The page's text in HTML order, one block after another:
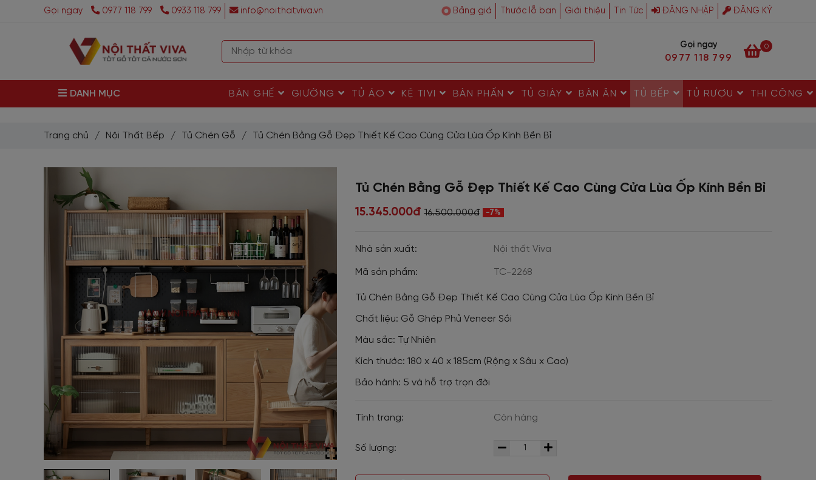
Gọi ngay 0977 118 799 0933 118 799 info@noithatviva.vn Bảng giá Thước lỗ ban Giới thiệu Tin Tức ĐĂNG NHẬP ĐĂNG KÝ
Gọi ngay
0977 118 799
0
DANH MỤC BÀN GHẾ GIƯỜNG TỦ ÁO KỆ TIVI BÀN PHẤN TỦ GIÀY BÀN ĂN TỦ BẾP TỦ RƯỢU THI CÔNG
Trang chủ / Nội Thất Bếp / Tủ Chén Gỗ / Tủ Chén Bằng Gỗ Đẹp Thiết Kế Cao Cùng Cửa Lùa Ốp Kính Bền Bỉ
Tủ Chén Bằng Gỗ Đẹp Thiết Kế Cao Cùng Cửa Lùa Ốp Kính Bền Bỉ
15.345.000đ 16.500.000đ -7%
Nhà sản xuất: Nội thất Viva
Mã sản phẩm: TC-2268
Tủ Chén Bằng Gỗ Đẹp Thiết Kế Cao Cùng Cửa Lùa Ốp Kính Bền Bỉ
Chất liệu: Gỗ Ghép Phủ Veneer Sồi
Màu sắc: Tự Nhiên
Kích thước: 180 x 40 x 185cm (Rộng x Sâu x Cao)
Bảo hành: 5 và hỗ trợ trọn đời
Tình trạng: Còn hàng
Số lượng: